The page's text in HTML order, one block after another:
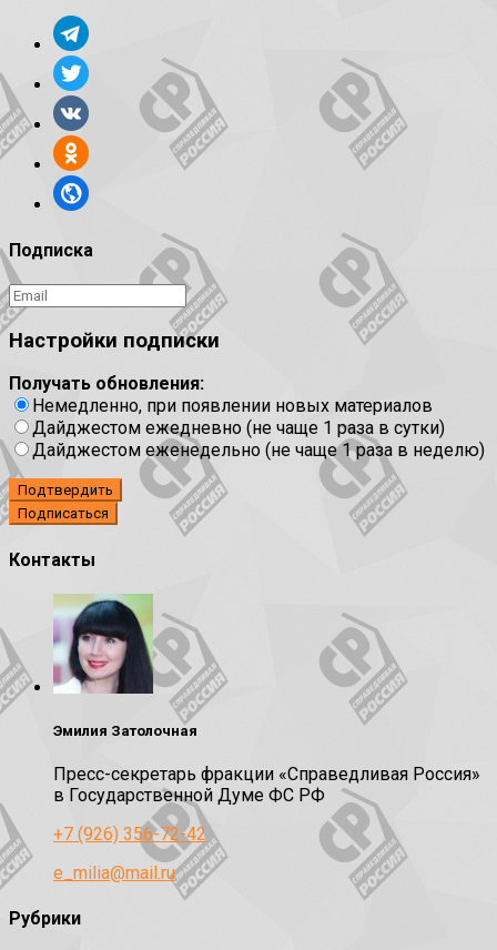
Подписка
Настройки подписки
Получать обновления:
Немедленно, при появлении новых материалов
Дайджестом ежедневно (не чаще 1 раза в сутки)
Дайджестом еженедельно (не чаще 1 раза в неделю)
Подтвердить
Контакты
Эмилия Затолочная
Пресс-секретарь фракции «Справедливая Россия»
в Государственной Думе ФС РФ
+7 (926) 356-72-42
e_milia@mail.ru
Рубрики